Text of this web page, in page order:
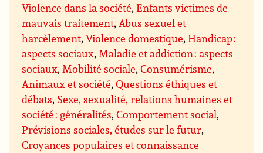
Violence dans la société,Enfants victimes de
mauvais traitement,Abus sexuel et
harcèlement,Violence domestique,Handicap :
aspects sociaux,Maladie et addiction : aspects
sociaux,Mobilité sociale,Consumérisme,
Animaux et société,Questions éthiques et
débats, Sexe, sexualité, relations humaines et
société : généralités,Comportement social,
Prévisions sociales, études sur le futur,
Croyances populaires et connaissance